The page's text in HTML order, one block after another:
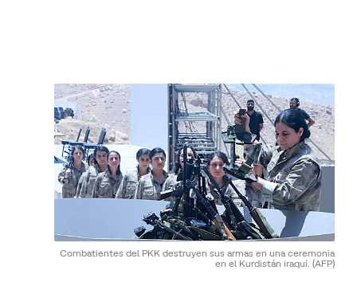
Combatientes del PKK destruyen sus armas en una ceremonia
en el Kurdistán iraquí. (AFP)